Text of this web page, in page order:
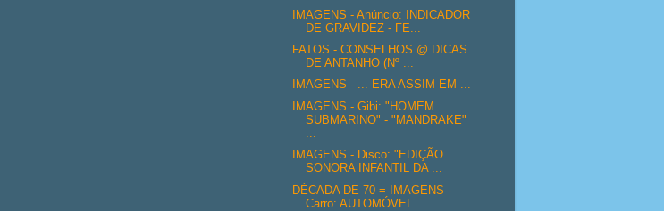
IMAGENS - Anúncio: INDICADOR
DE GRAVIDEZ - FE...
FATOS - CONSELHOS @ DICAS
DE ANTANHO (Nº ...
IMAGENS - ... ERA ASSIM EM ...
IMAGENS - Gibi: "HOMEM
SUBMARINO" - "MANDRAKE"
...
IMAGENS - Disco: "EDIÇÃO
SONORA INFANTIL DA ...
DÉCADA DE 70 = IMAGENS -
Carro: AUTOMÓVEL ...